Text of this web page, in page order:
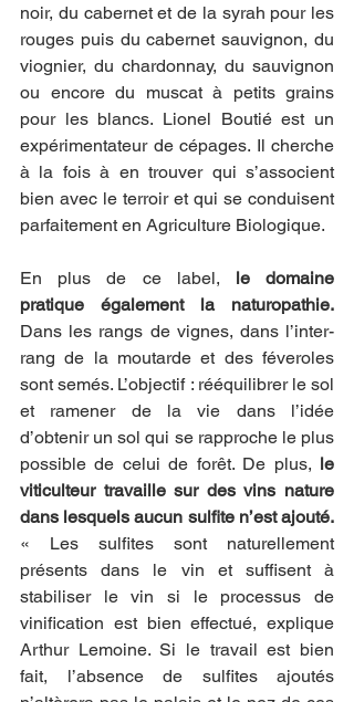
noir, du cabernet et de la syrah pour les
rouges puis du cabernet sauvignon, du
viognier, du chardonnay, du sauvignon
ou encore du muscat à petits grains
pour les blancs. Lionel Boutié est un
expérimentateur de cépages. Il cherche
à la fois à en trouver qui s’associent
bien avec le terroir et qui se conduisent
parfaitement en Agriculture Biologique.
En plus de ce label, le domaine
pratique également la naturopathie.
Dans les rangs de vignes, dans l’inter-
rang de la moutarde et des féveroles
sont semés. L’objectif : rééquilibrer le sol
et ramener de la vie dans l’idée
d’obtenir un sol qui se rapproche le plus
possible de celui de forêt. De plus, le
viticulteur travaille sur des vins nature
« Les sulfites sont naturellement
présents dans le vin et suffisent à
stabiliser le vin si le processus de
vinification est bien effectué, explique
Arthur Lemoine. Si le travail est bien
fait, l’absence de sulfites ajoutés